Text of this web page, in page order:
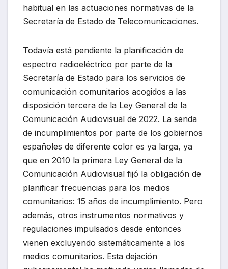
habitual en las actuaciones normativas de la
Secretaría de Estado de Telecomunicaciones.
Todavía está pendiente la planificación de
espectro radioeléctrico por parte de la
Secretaría de Estado para los servicios de
comunicación comunitarios acogidos a las
disposición tercera de la Ley General de la
Comunicación Audiovisual de 2022. La senda
de incumplimientos por parte de los gobiernos
españoles de diferente color es ya larga, ya
que en 2010 la primera Ley General de la
Comunicación Audiovisual fijó la obligación de
planificar frecuencias para los medios
comunitarios: 15 años de incumplimiento. Pero
además, otros instrumentos normativos y
regulaciones impulsados desde entonces
vienen excluyendo sistemáticamente a los
medios comunitarios. Esta dejación